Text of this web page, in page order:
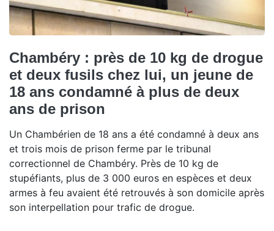
Chambéry : près de 10 kg de drogue
et deux fusils chez lui, un jeune de
18 ans condamné à plus de deux
ans de prison
Un Chambérien de 18 ans a été condamné à deux ans
et trois mois de prison ferme par le tribunal
correctionnel de Chambéry. Près de 10 kg de
stupéfiants, plus de 3 000 euros en espèces et deux
armes à feu avaient été retrouvés à son domicile après
son interpellation pour trafic de drogue.